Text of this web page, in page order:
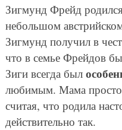
Зигмунд Фрейд
небольшом
Зигмунд получил в
что в семье Фрейдов
Зиги всегда был
любимым. Мама просто
считая, что родила
действительно так.